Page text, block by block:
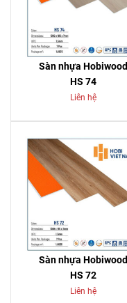
Sàn nhựa Hobiwood
HS 74
Liên hệ
Sàn nhựa Hobiwood
HS 72
Liên hệ